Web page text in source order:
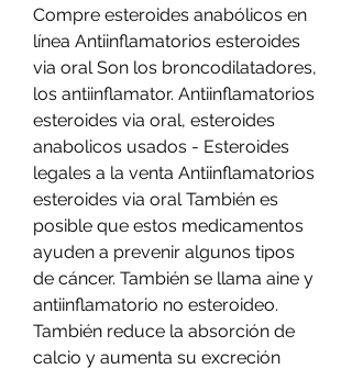
Compre esteroides anabólicos en
línea Antiinflamatorios esteroides
via oral Son los broncodilatadores,
los antiinflamator. Antiinflamatorios
esteroides via oral, esteroides
anabolicos usados - Esteroides
legales a la venta Antiinflamatorios
esteroides via oral También es
posible que estos medicamentos
ayuden a prevenir algunos tipos
de cáncer. También se llama aine y
antiinflamatorio no esteroideo.
También reduce la absorción de
calcio y aumenta su excreción